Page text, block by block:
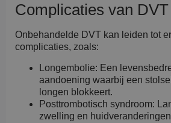
Complicaties van DVT
Onbehandelde DVT kan leiden tot
complicaties, zoals:
Longembolie: Een
aandoening waarbij een
longen blokkeert.
Posttrombotisch syndroom:
zwelling en